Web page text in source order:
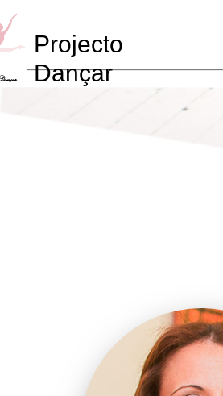
Projecto
Dançar